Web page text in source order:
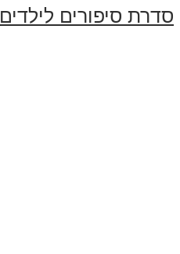
סדרת סיפורים לילדים